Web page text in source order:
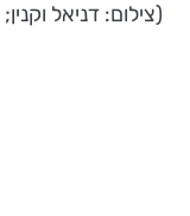
(צילום: דניאל